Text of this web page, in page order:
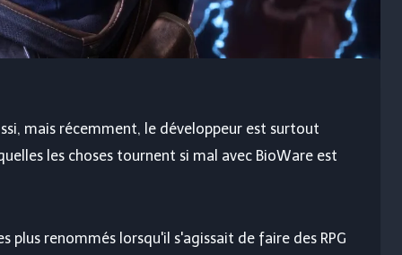
mais récemment, le développeur est surtout
les choses tournent si mal avec BioWare est
renommés lorsqu'il s'agissait de faire des RPG